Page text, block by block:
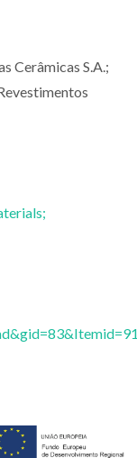
Cerâmicas S.A.;